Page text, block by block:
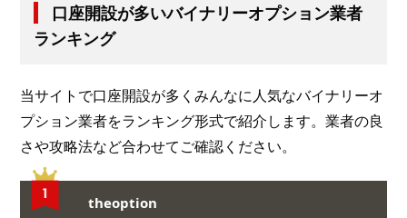
口座開設が多いバイナリーオプション業者
ランキング
当サイトで口座開設が多くみんなに人気なバイナリーオ
プション業者をランキング形式で紹介します。業者の良
さや攻略法など合わせてご確認ください。
theoption